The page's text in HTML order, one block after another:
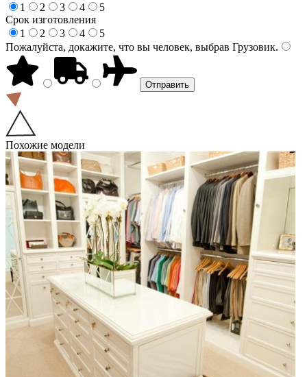
1
2 3 4
5
Срок изготовления
1
2 3 4
5
Пожалуйста, докажите, что вы человек, выбрав Грузовик.
Похожие модели